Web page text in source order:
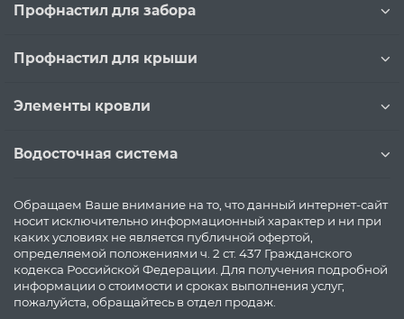
Профнастил для забора
Профнастил для крыши
Элементы кровли
Водосточная система
Обращаем Ваше внимание на то, что данный интернет-сайт
носит исключительно информационный характер и ни при
каких условиях не является публичной офертой,
определяемой положениями ч. 2 ст. 437 Гражданского
кодекса Российской Федерации. Для получения подробной
информации о стоимости и сроках выполнения услуг,
пожалуйста, обращайтесь в отдел продаж.